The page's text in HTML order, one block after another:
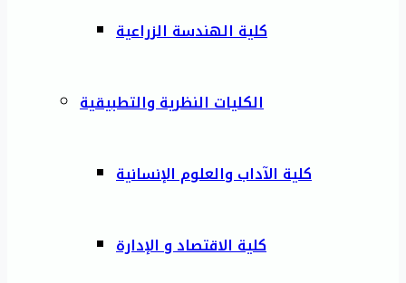
كلية الهندسة الزراعية
الكليات النظرية والتطبيقية
كلية الآداب والعلوم الإنسانية
كلية الاقتصاد و الإدارة